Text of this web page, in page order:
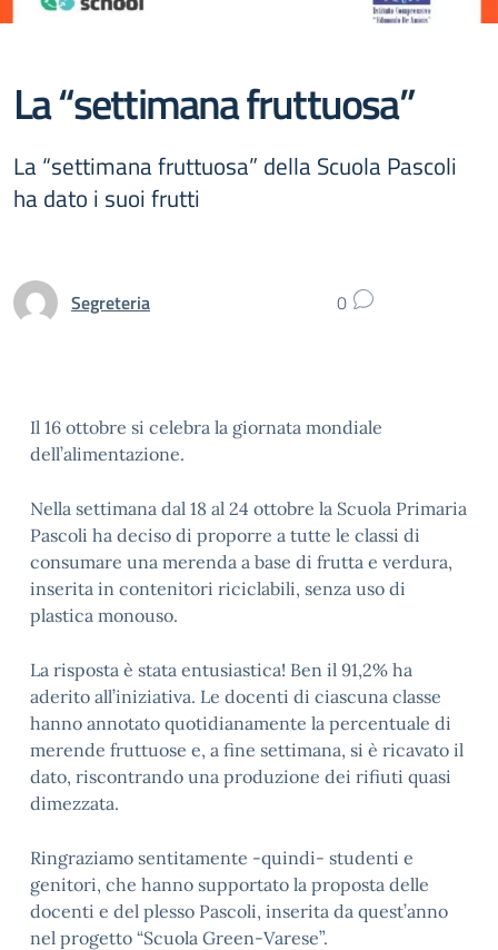
La “settimana fruttuosa”
La “settimana fruttuosa” della Scuola Pascoli
ha dato i suoi frutti
Segreteria 0
Il 16 ottobre si celebra la giornata mondiale
dell’alimentazione.
Nella settimana dal 18 al 24 ottobre la Scuola Primaria
Pascoli ha deciso di proporre a tutte le classi di
consumare una merenda a base di frutta e verdura,
inserita in contenitori riciclabili, senza uso di
plastica monouso.
La risposta è stata entusiastica! Ben il 91,2% ha
aderito all’iniziativa. Le docenti di ciascuna classe
hanno annotato quotidianamente la percentuale di
merende fruttuose e, a fine settimana, si è ricavato il
dato, riscontrando una produzione dei rifiuti quasi
dimezzata.
Ringraziamo sentitamente -quindi- studenti e
genitori, che hanno supportato la proposta delle
docenti e del plesso Pascoli, inserita da quest’anno
nel progetto “Scuola Green-Varese”.